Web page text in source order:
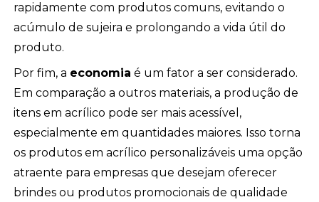
rapidamente com produtos comuns, evitando o
acúmulo de sujeira e prolongando a vida útil do
produto.
Por fim, a economia é um fator a ser considerado.
Em comparação a outros materiais, a produção de
itens em acrílico pode ser mais acessível,
especialmente em quantidades maiores. Isso torna
os produtos em acrílico personalizáveis uma opção
atraente para empresas que desejam oferecer
brindes ou produtos promocionais de qualidade